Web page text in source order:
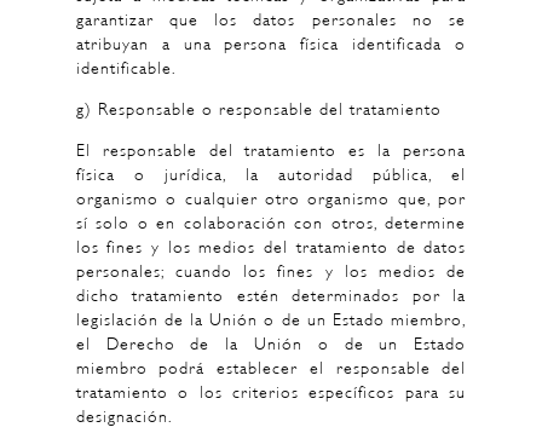
garantizar que los datos personales no se
atribuyan a una persona física identificada o
identificable.
g) Responsable o responsable del tratamiento
El responsable del tratamiento es la persona
física o jurídica, la autoridad pública, el
organismo o cualquier otro organismo que, por
sí solo o en colaboración con otros, determine
los fines y los medios del tratamiento de datos
personales; cuando los fines y los medios de
dicho tratamiento estén determinados por la
legislación de la Unión o de un Estado miembro,
el Derecho de la Unión o de un Estado
miembro podrá establecer el responsable del
tratamiento o los criterios específicos para su
designación.